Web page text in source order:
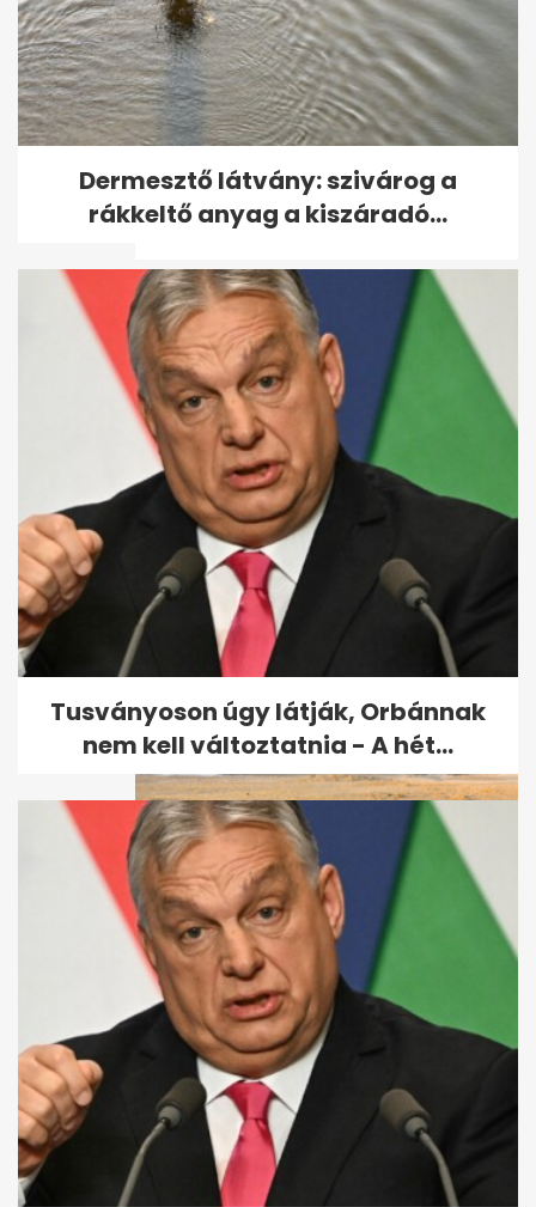
Tarolt az új Pókember: 6 nap
alatt 1,05 milliárd dollár
bevétel
Az olasz futball válsága:
Guardiola sokkolta, Mancini...
Több mint 25 ezer halottat
hagytak a hőhullámok
Európában, és...
Dermesztő látvány: szivárog a
rákkeltő anyag a kiszáradó...
Tusványoson úgy látják, Orbánnak
nem kell változtatnia - A hét...